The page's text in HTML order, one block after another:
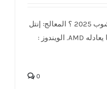
ماهي متطلبات تشغيل فوتوشوب 2025 ؟ المعالج: إنتل
الجيل السادس أو أحدث أو ما يعادله AMD. الويندوز :
0